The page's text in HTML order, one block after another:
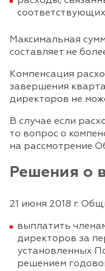
Максимальная
составляет не
Компенсация
завершения
директоров не
В случае если
то вопрос о
на рассмотрение
Решения о
21 июня 2018 г.
выплатить
директоров за
установленных
решением